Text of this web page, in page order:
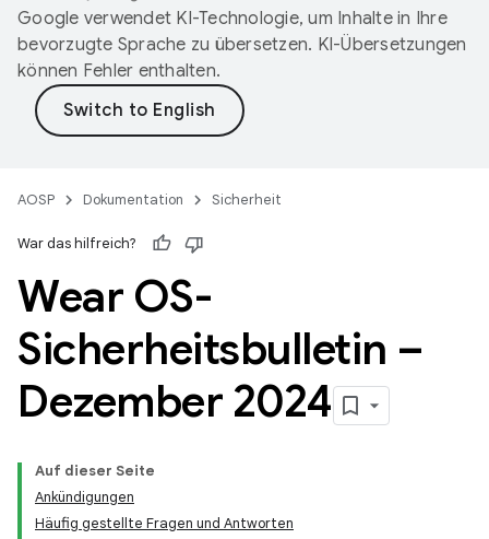
Google verwendet KI-Technologie, um Inhalte in Ihre
bevorzugte Sprache zu übersetzen. KI-Übersetzungen
können Fehler enthalten.
AOSP Dokumentation Sicherheit
War das hilfreich?
Wear OS-
Sicherheitsbulletin –
Dezember 2024
Auf dieser Seite
Ankündigungen
Häufig gestellte Fragen und Antworten